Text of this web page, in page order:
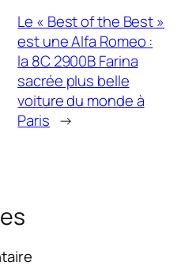
Le « Best of the Best »
est une Alfa Romeo :
la 8C 2900B Farina
sacrée plus belle
voiture du monde à
Paris →